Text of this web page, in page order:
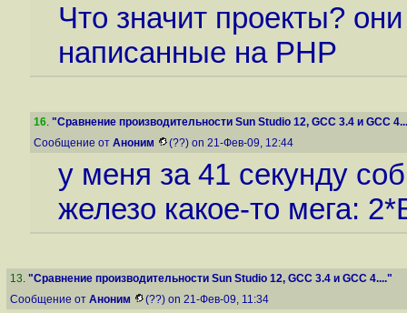
Что значит проекты?
написанные на PHP
16. "Сравнение производительности Sun Studio 12, GCC 3.4 и GCC
Сообщение от Аноним (??) on 21-Фев-09, 12:44
у меня за 41 секунду
железо какое-то мега:
13. "Сравнение производительности Sun Studio 12, GCC 3.4 и GCC 4...."
Сообщение от Аноним (??) on 21-Фев-09, 11:34